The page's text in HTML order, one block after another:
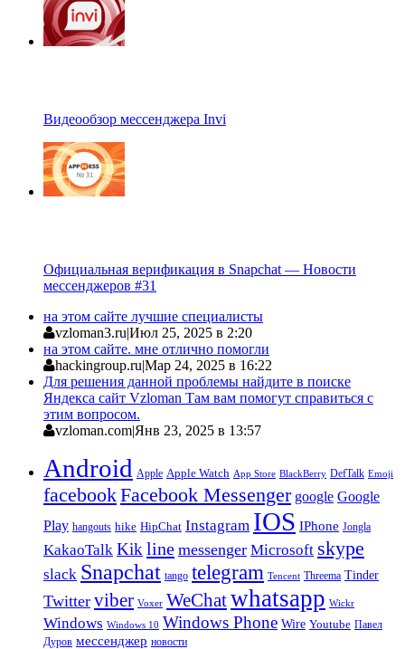
Видеообзор мессенджера Invi
Официальная верификация в Snapchat — Новости
мессенджеров #31
на этом сайте лучшие специалисты
vzloman3.ru|Июл 25, 2025 в 2:20
на этом сайте. мне отлично помогли
hackingroup.ru|Мар 24, 2025 в 16:22
Для решения данной проблемы найдите в поиске
Яндекса сайт Vzloman Там вам помогут справиться с
этим вопросом.
vzloman.com|Янв 23, 2025 в 13:57
Android Apple Apple Watch App Store BlackBerry DefTalk Emoji
facebookFacebook Messenger google Google
Play hangouts hike HipChat Instagram IOS IPhone Jongla
KakaoTalk Kik line messenger Microsoft skype
slack Snapchat tango telegram Tencent Threema Tinder
Twitter viber Voxer WeChatwhatsapp Wickr
Windows Windows 10 Windows Phone Wire Youtube Павел
Дуров мессенджер новости